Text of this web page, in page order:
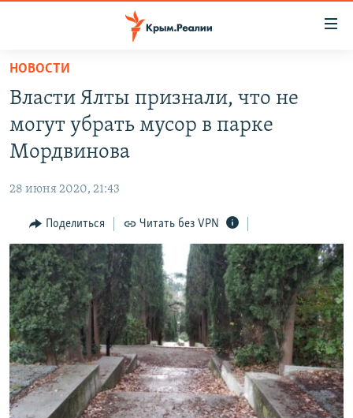
Вернуться
основному
содержанию
Вернутся
главной
Вернутся
поиску
СПЕЦПРОЕКТЫ
11 ЛЕТ ОККУПАЦИИ КРЫМА. 11 ИСТОРИЙ СОПРОТИВЛЕНИЯ
ВОДА
ЕЩЕ
ИНТЕРАКТИВ
ИНФОГРАФИКА
ТЕЛЕПРОЕКТ КРЫМ.РЕАЛИИ
СОВЕТЫ ПРАВОЗАЩИТНИКОВ
ПРОПАВШИЕ БЕЗ ВЕСТИ
ПОБЕДИТЕЛЕЙ НЕ СУДЯТ?
КРЫМ.НЕПОКОРЕННЫЙ
РАДІО СВОБОДА
КАК ОБОЙТИ БЛОКИРОВКУ
Українською
Qırımtatar
ПРИСОЕДИНЯЙТЕСЬ!
НОВОСТИ
Власти Ялты признали, что не
могут убрать мусор в парке
Мордвинова
28 июня 2020, 21:43
Поделиться Читать без VPN